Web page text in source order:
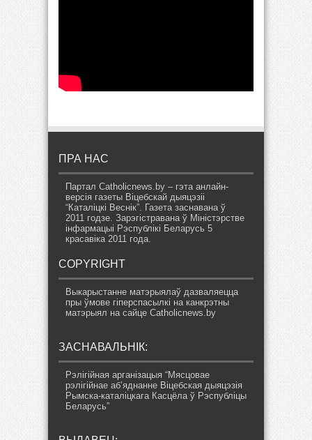
ПРА НАС
Партал Catholicnews.by – гэта анлайн-
версія газеты Віцебскай дыяцэзіі
“Каталіцкі Веснік”. Газета заснавана ў
2011 годзе. Зарэгістравана ў Міністэрстве
інфармацыі Рэспублікі Беларусь 5
красавіка 2011 года.
COPYRIGHT
Выкарыстанне матэрыялаў дазваляецца
пры ўмове гіперспасылкі на канкрэтны
матэрыял на сайце Catholicnews.by
ЗАСНАВАЛЬНІК:
Рэлігійная арганізацыя “Мясцовае
рэлігійнае аб’яднанне Віцебская дыяцэзія
Рымска-каталіцкага Касцёла ў Рэспубліцы
Беларусь”